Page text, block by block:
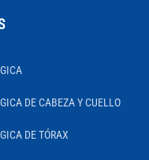
DE CABEZA Y CUELLO
DE TÓRAX